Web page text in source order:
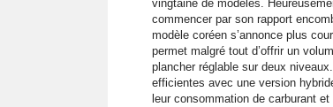
vingtaine de modèles.
commencer par son rapport
modèle coréen s’annonce plus
permet malgré tout d’offrir un
plancher réglable sur deux
efficientes avec une version
leur consommation de carburant